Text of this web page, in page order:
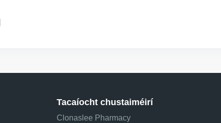
Tacaíocht chustaiméirí
Clonaslee Pharmacy